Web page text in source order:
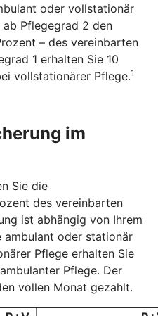
oder vollstationär
Pflegegrad 2 den
– des vereinbarten
1 erhalten Sie 10
vollstationärer Pflege.1
im
Sie die
des vereinbarten
ist abhängig von Ihrem
ambulant oder stationär
Pflege erhalten Sie
Pflege. Der
vollen Monat gezahlt.